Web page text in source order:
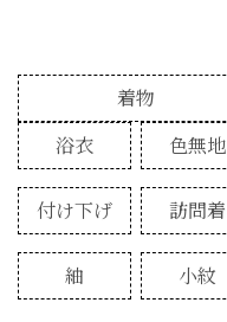
着物
浴衣
色無地
付け下げ 訪問着
紬 小紋